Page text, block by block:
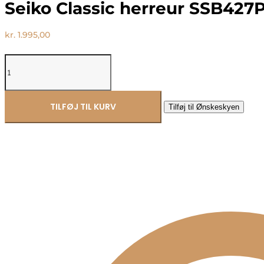
Seiko Classic herreur
kr. 1.995,00
Seiko
Classic
SSB427P1
TILFØJ TIL KURV Tilføj til Ønskeskyen